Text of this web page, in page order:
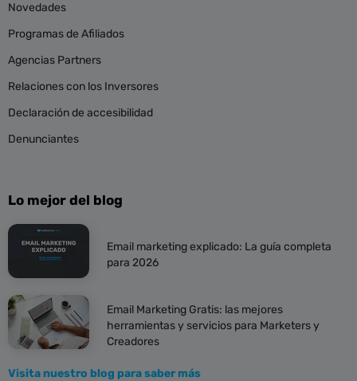
Novedades
Programas de Afiliados
Agencias Partners
Relaciones con los Inversores
Declaración de accesibilidad
Denunciantes
Lo mejor del blog
Email marketing explicado: La guía completa
para 2026
Email Marketing Gratis: las mejores
herramientas y servicios para Marketers y
Creadores
Visita nuestro blog para saber más